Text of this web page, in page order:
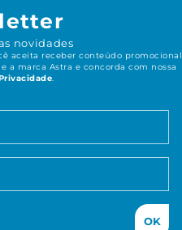
novidades
aceita receber conteúdo promocional
a marca Astra e concorda com nossa
.
OK